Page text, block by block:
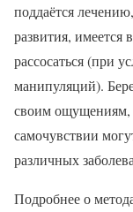
поддаётся
развития, имеется
рассосаться (при
манипуляций).
своим ощущениям,
самочувствии
различных
Подробнее о